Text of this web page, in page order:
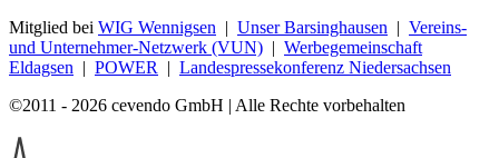
Mitglied bei WIG Wennigsen | Unser Barsinghausen | Vereins-
und Unternehmer-Netzwerk (VUN) | Werbegemeinschaft
Eldagsen | POWER | Landespressekonferenz Niedersachsen
©2011 - 2026 cevendo GmbH | Alle Rechte vorbehalten